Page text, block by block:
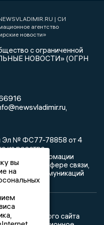
| СИ
агентство
новости»
с ограниченной
НОВОСТИ» (ОГРН
,
Эл № ФС77-78858 от 4
из реестра
информации
надзору в сфере связи,
коммуникаций
с данного сайта
вы
на